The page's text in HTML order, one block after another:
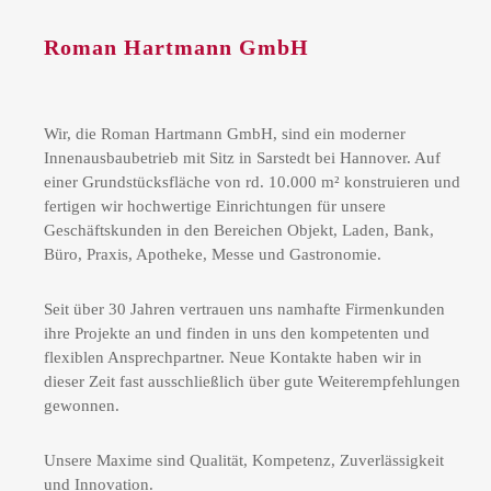
Roman Hartmann GmbH
Wir, die Roman Hartmann GmbH, sind ein moderner
Innenausbaubetrieb mit Sitz in Sarstedt bei Hannover. Auf
einer Grundstücksfläche von rd. 10.000 m² konstruieren und
fertigen wir hochwertige Einrichtungen für unsere
Geschäftskunden in den Bereichen Objekt, Laden, Bank,
Büro, Praxis, Apotheke, Messe und Gastronomie.
Seit über 30 Jahren vertrauen uns namhafte Firmenkunden
ihre Projekte an und finden in uns den kompetenten und
flexiblen Ansprechpartner. Neue Kontakte haben wir in
dieser Zeit fast ausschließlich über gute Weiterempfehlungen
gewonnen.
Unsere Maxime sind Qualität, Kompetenz, Zuverlässigkeit
und Innovation.